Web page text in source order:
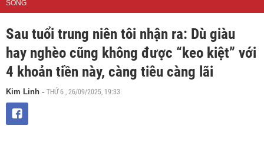
SỐNG
Sau tuổi trung niên tôi nhận ra: Dù giàu
hay nghèo cũng không được “keo kiệt” với
4 khoản tiền này, càng tiêu càng lãi
Kim Linh - THỨ 6 , 26/09/2025, 19:33